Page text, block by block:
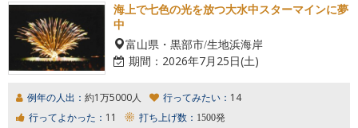
海上で七色の光を放つ大水中スターマインに夢
中
富山県・黒部市/生地浜海岸
期間： 2026年7月25日(土)
例年の人出： 約1万5000人 行ってみたい： 14
行ってよかった： 11 打ち上げ数： 1500発